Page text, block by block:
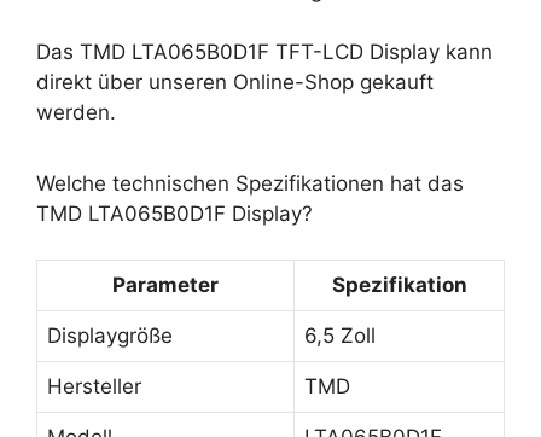
Das TMD LTA065B0D1F TFT-LCD Display kann
direkt über unseren Online-Shop gekauft
werden.
Welche technischen Spezifikationen hat das
TMD LTA065B0D1F Display?
Parameter Spezifikation
Displaygröße 6,5 Zoll
Hersteller TMD